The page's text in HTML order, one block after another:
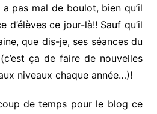
pas mal de boulot, bien qu’il
d’élèves ce jour-là!! Sauf qu’il
que dis-je, ses séances du
ça de faire de nouvelles
niveaux chaque année…)!
de temps pour le blog ce